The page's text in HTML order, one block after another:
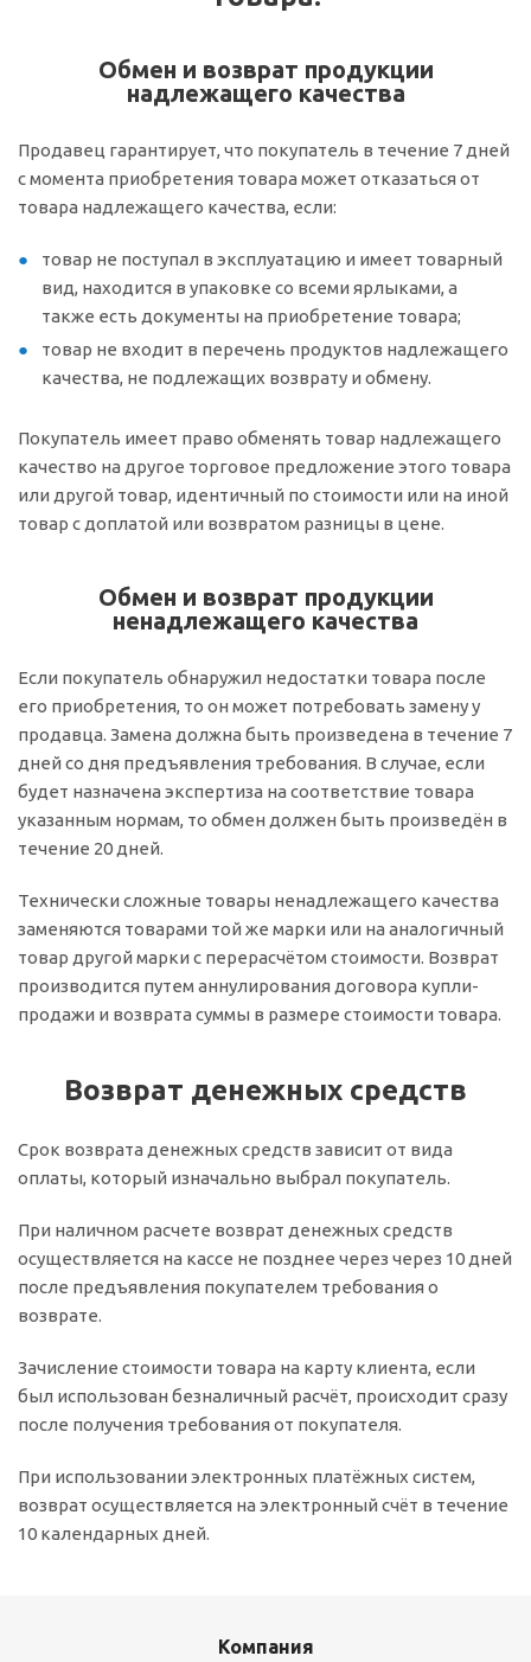
Обмен и возврат продукции
надлежащего качества
Продавец гарантирует, что покупатель в течение 7 дней
с момента приобретения товара может отказаться от
товара надлежащего качества, если:
товар не поступал в эксплуатацию и имеет товарный
вид, находится в упаковке со всеми ярлыками, а
также есть документы на приобретение товара;
товар не входит в перечень продуктов надлежащего
качества, не подлежащих возврату и обмену.
Покупатель имеет право обменять товар надлежащего
качество на другое торговое предложение этого товара
или другой товар, идентичный по стоимости или на иной
товар с доплатой или возвратом разницы в цене.
Обмен и возврат продукции
ненадлежащего качества
Если покупатель обнаружил недостатки товара после
его приобретения, то он может потребовать замену у
продавца. Замена должна быть произведена в течение 7
дней со дня предъявления требования. В случае, если
будет назначена экспертиза на соответствие товара
указанным нормам, то обмен должен быть произведён в
течение 20 дней.
Технически сложные товары ненадлежащего качества
заменяются товарами той же марки или на аналогичный
товар другой марки с перерасчётом стоимости. Возврат
производится путем аннулирования договора купли-
продажи и возврата суммы в размере стоимости товара.
Возврат денежных средств
Срок возврата денежных средств зависит от вида
оплаты, который изначально выбрал покупатель.
При наличном расчете возврат денежных средств
осуществляется на кассе не позднее через через 10 дней
после предъявления покупателем требования о
возврате.
Зачисление стоимости товара на карту клиента, если
был использован безналичный расчёт, происходит сразу
после получения требования от покупателя.
При использовании электронных платёжных систем,
возврат осуществляется на электронный счёт в течение
10 календарных дней.
Компания